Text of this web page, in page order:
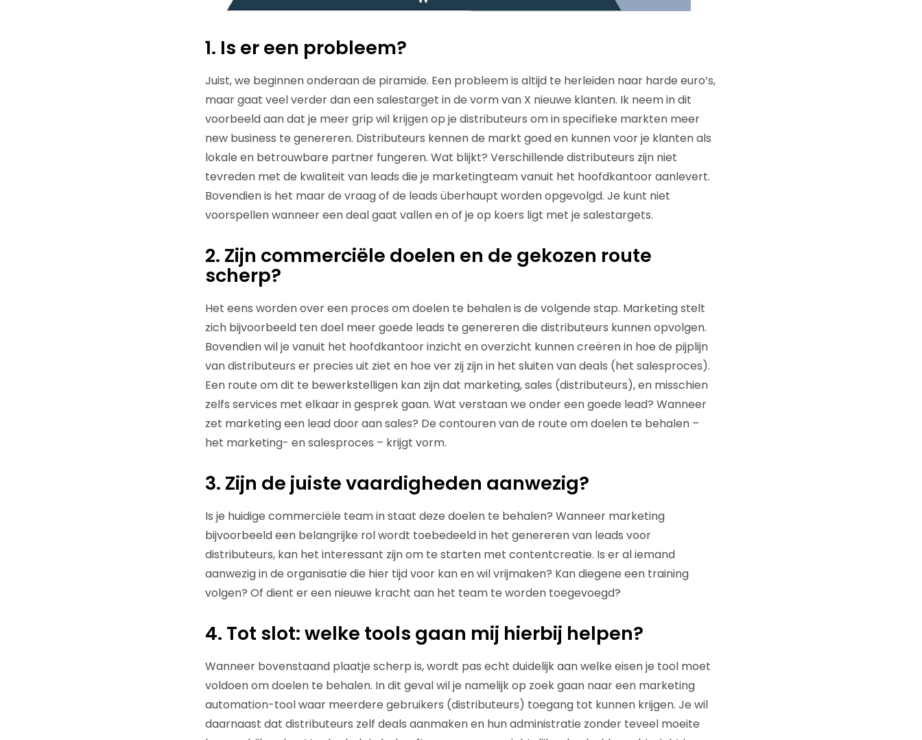
1. Is er een probleem?
Juist, we beginnen onderaan de piramide. Een probleem is altijd te herleiden naar harde euro’s,
maar gaat veel verder dan een salestarget in de vorm van X nieuwe klanten. Ik neem in dit
voorbeeld aan dat je meer grip wil krijgen op je distributeurs om in specifieke markten meer
new business te genereren. Distributeurs kennen de markt goed en kunnen voor je klanten als
lokale en betrouwbare partner fungeren. Wat blijkt? Verschillende distributeurs zijn niet
tevreden met de kwaliteit van leads die je marketingteam vanuit het hoofdkantoor aanlevert.
Bovendien is het maar de vraag of de leads überhaupt worden opgevolgd. Je kunt niet
voorspellen wanneer een deal gaat vallen en of je op koers ligt met je salestargets.
2. Zijn commerciële doelen en de gekozen route
scherp?
Het eens worden over een proces om doelen te behalen is de volgende stap. Marketing stelt
zich bijvoorbeeld ten doel meer goede leads te genereren die distributeurs kunnen opvolgen.
Bovendien wil je vanuit het hoofdkantoor inzicht en overzicht kunnen creëren in hoe de pijplijn
van distributeurs er precies uit ziet en hoe ver zij zijn in het sluiten van deals (het salesproces).
Een route om dit te bewerkstelligen kan zijn dat marketing, sales (distributeurs), en misschien
zelfs services met elkaar in gesprek gaan. Wat verstaan we onder een goede lead? Wanneer
zet marketing een lead door aan sales? De contouren van de route om doelen te behalen –
het marketing- en salesproces – krijgt vorm.
3. Zijn de juiste vaardigheden aanwezig?
Is je huidige commerciële team in staat deze doelen te behalen? Wanneer marketing
bijvoorbeeld een belangrijke rol wordt toebedeeld in het genereren van leads voor
distributeurs, kan het interessant zijn om te starten met contentcreatie. Is er al iemand
aanwezig in de organisatie die hier tijd voor kan en wil vrijmaken? Kan diegene een training
volgen? Of dient er een nieuwe kracht aan het team te worden toegevoegd?
4. Tot slot: welke tools gaan mij hierbij helpen?
Wanneer bovenstaand plaatje scherp is, wordt pas echt duidelijk aan welke eisen je tool moet
voldoen om doelen te behalen. In dit geval wil je namelijk op zoek gaan naar een marketing
automation-tool waar meerdere gebruikers (distributeurs) toegang tot kunnen krijgen. Je wil
daarnaast dat distributeurs zelf deals aanmaken en hun administratie zonder teveel moeite